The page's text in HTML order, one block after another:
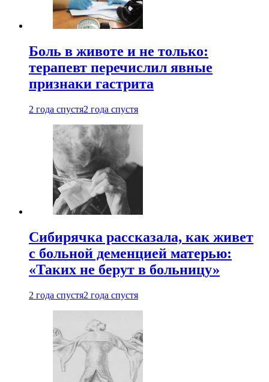
Боль в животе и не только:
терапевт перечислил явные
признаки гастрита
2 года спустя2 года спустя
Сибирячка рассказала, как живет
с больной деменцией матерью:
«Таких не берут в больницу»
2 года спустя2 года спустя